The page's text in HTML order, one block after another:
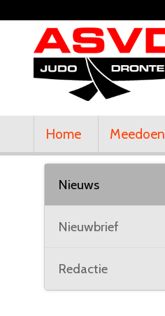
Home Meedoen
Nieuws
Nieuwbrief
Redactie